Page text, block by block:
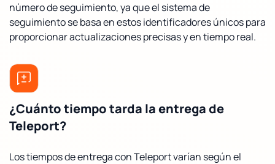
número de seguimiento, ya que el sistema de
seguimiento se basa en estos identificadores únicos para
proporcionar actualizaciones precisas y en tiempo real.
¿Cuánto tiempo tarda la entrega de
Teleport?
Los tiempos de entrega con Teleport varían según el